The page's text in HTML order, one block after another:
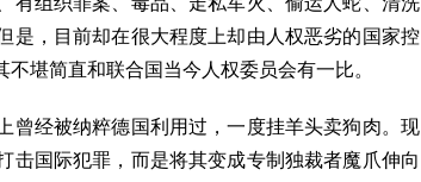
是，目前却在很大程度上却由人权恶劣的国家控
堪简直和联合国当今人权委员会有一比。
曾经被纳粹德国利用过，一度挂羊头卖狗肉。现
击国际犯罪，而是将其变成专制独裁者魔爪伸向